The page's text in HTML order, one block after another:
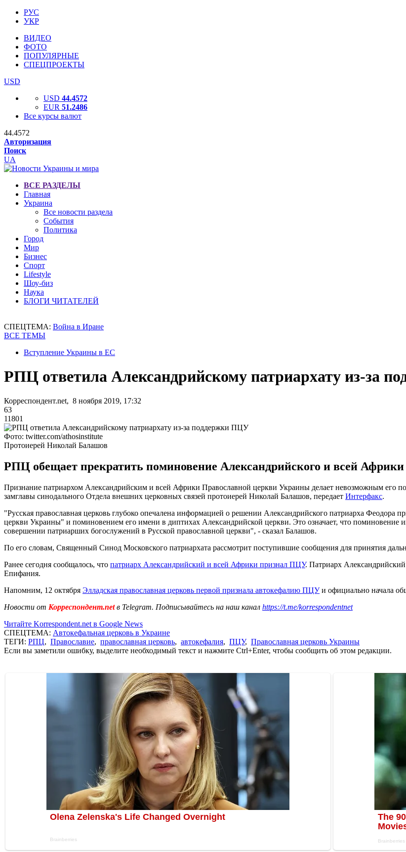
РУС
УКР
ВИДЕО
ФОТО
ПОПУЛЯРНЫЕ
СПЕЦПРОЕКТЫ
USD
USD 44.4572
EUR 51.2486
Все курсы валют
44.4572
Авторизация
Поиск
UA
ВСЕ РАЗДЕЛЫ
Главная
Украина
Все новости раздела
События
Политика
Город
Мир
Бизнес
Спорт
Lifestyle
Шоу-биз
Наука
БЛОГИ ЧИТАТЕЛЕЙ
СПЕЦТЕМА: Война в Иране
ВСЕ ТЕМЫ
Вступление Украины в ЕС
РПЦ ответила Александрийскому патриархату из-за
Корреспондент.net, 8 ноября 2019, 17:32
63
11801
Фото: twitter.com/athosinstitute
Протоиерей Николай Балашов
РПЦ обещает прекратить поминовение Александрийского и всей
Признание патриархом Александрийским и всей Африки Православной церкви Украины делает невозможным его
замглавы синодального Отдела внешних церковных связей протоиерей Николай Балашов, передает Интерфакс.
"Русская православная церковь глубоко опечалена информацией о решении Александрийского патриарха Феодора
церкви Украины" и поминовением его имени в диптихах Александрийской церкви. Это означает, что поминовение
совершении патриарших богослужений в Русской православной церкви", - сказал Балашов.
По его словам, Священный Синод Московского патриархата рассмотрит поступившие сообщения для принятия
Ранее сегодня сообщалось, что патриарх Александрийский и всей Африки признал ПЦУ. Патриарх
Епифания.
Напомним, 12 октября Элладская православная церковь первой признала автокефалию ПЦУи официально начала
Новости от Корреспондент.netв Telegram. Подписывайтесь на наш канал https://t.me/korrespondentnet
Читайте Korrespondent.net в Google News
СПЕЦТЕМА: Автокефальная церковь в Украине
ТЕГИ: РПЦ, Православие, православная церковь, автокефалия, ПЦУ, Православная церковь Украины
Если вы заметили ошибку, выделите необходимый текст и нажмите Ctrl+Enter, чтобы сообщить об этом редакции.